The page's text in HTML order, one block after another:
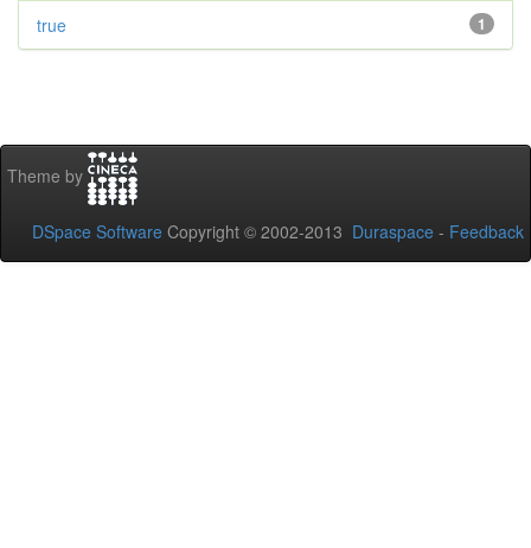
1
true
Theme by
DSpace Software Copyright © 2002-2013 Duraspace - Feedback